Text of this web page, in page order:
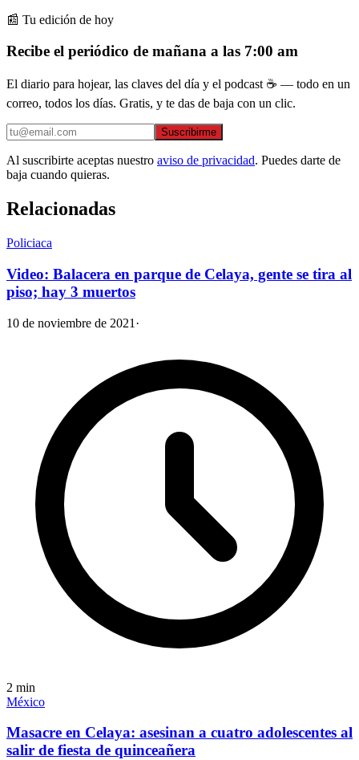
📰 Tu edición de hoy
Recibe el periódico de mañana a las 7:00 am
El diario para hojear, las claves del día y el podcast ☕ — todo en un
correo, todos los días. Gratis, y te das de baja con un clic.
Suscribirme
Al suscribirte aceptas nuestro aviso de privacidad. Puedes darte de
baja cuando quieras.
Relacionadas
Policiaca
Video: Balacera en parque de Celaya, gente se tira al
piso; hay 3 muertos
10 de noviembre de 2021 ·
2 min
México
Masacre en Celaya: asesinan a cuatro adolescentes al
salir de fiesta de quinceañera